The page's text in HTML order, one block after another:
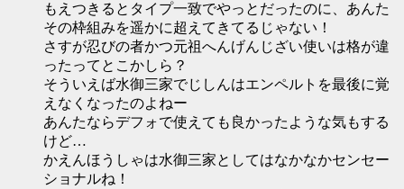
もえつきるとタイプ一致でやっとだったのに、あんた
その枠組みを遥かに超えてきてるじゃない！
さすが忍びの者かつ元祖へんげんじざい使いは格が違
ったってとこかしら？
そういえば水御三家でじしんはエンペルトを最後に覚
えなくなったのよねー
あんたならデフォで使えても良かったような気もする
けど…
かえんほうしゃは水御三家としてはなかなかセンセー
ショナルね！